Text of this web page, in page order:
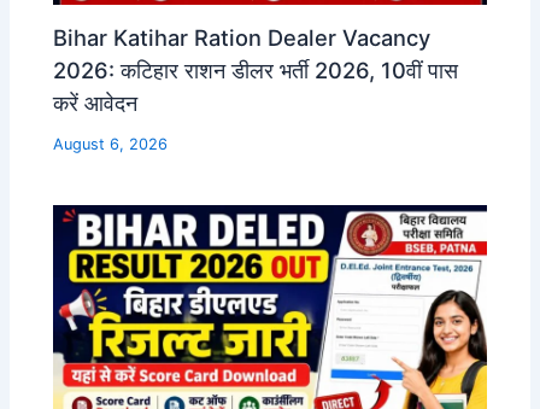
Bihar Katihar Ration Dealer Vacancy
2026: कटिहार राशन डीलर भर्ती 2026, 10वीं पास
करें आवेदन
August 6, 2026